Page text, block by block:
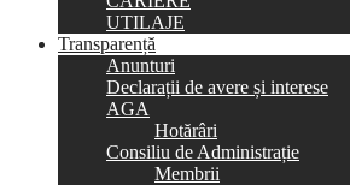
UTILAJE
Transparență
Anunturi
Declarații de avere și interese
AGA
Hotărâri
Consiliu de Administrație
Membrii